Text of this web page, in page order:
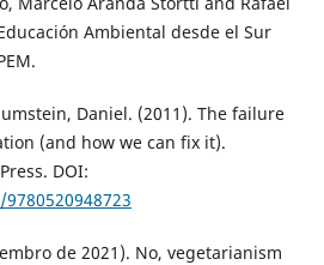
Ambiental desde el Sur
Daniel. (2011). The failure
(and how we can fix it).
DOI:
de 2021). No, vegetarianism